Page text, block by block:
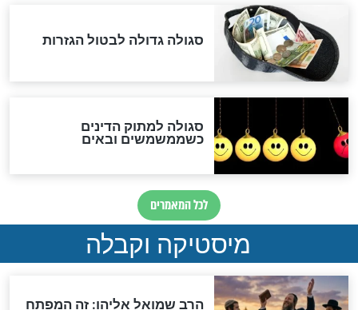
אחרית הימים
האם אפשר לחשב את הקץ?
מה יהיה בימות המשיח?